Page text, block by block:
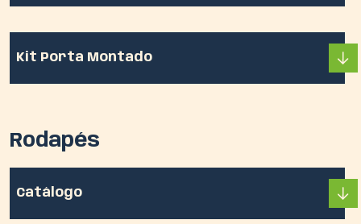
Kit Porta Montado
Rodapés
Catálogo